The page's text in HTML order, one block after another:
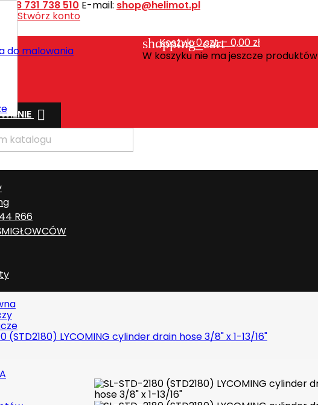
+48 731 738 510 E-mail: shop@helimot.pl
Stwórz konto
shopping_cart
Koszyk:0szt. - 0,00 zł
W koszyku nie ma jeszcze produktów

do malowania
R66
(STD2180) LYCOMING cylinder drain hose 3/8" x 1-13/16"